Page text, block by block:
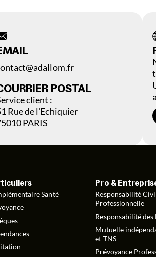
POSTAL
client :
Rue de l'Echiquier
PARIS
Santé
Pro &
Responsabilité
Professionnelle
Responsabilité
Mutuelle
et TNS
Prévoyance